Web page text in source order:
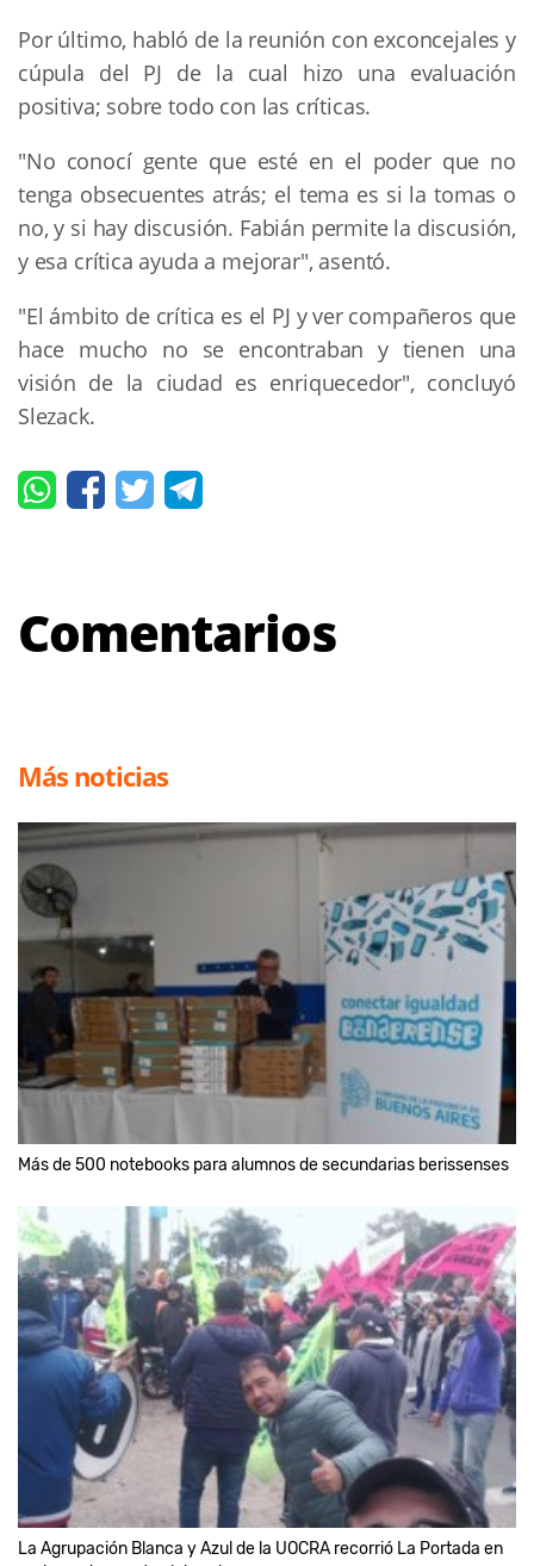
Por último, habló de la reunión con exconcejales y
cúpula del PJ de la cual hizo una evaluación
positiva; sobre todo con las críticas.
"No conocí gente que esté en el poder que no
tenga obsecuentes atrás; el tema es si la tomas o
no, y si hay discusión. Fabián permite la discusión,
y esa crítica ayuda a mejorar", asentó.
"El ámbito de crítica es el PJ y ver compañeros que
hace mucho no se encontraban y tienen una
visión de la ciudad es enriquecedor", concluyó
Slezack.
Comentarios
Más noticias
Más de 500 notebooks para alumnos de secundarias berissenses
La Agrupación Blanca y Azul de la UOCRA recorrió La Portada en